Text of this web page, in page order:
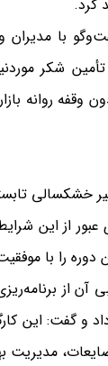
کرد.
با مدیران
شکر
روانه
خشکسالی
از این
دوره را با
آن از
داد و گفت:
مدیریت